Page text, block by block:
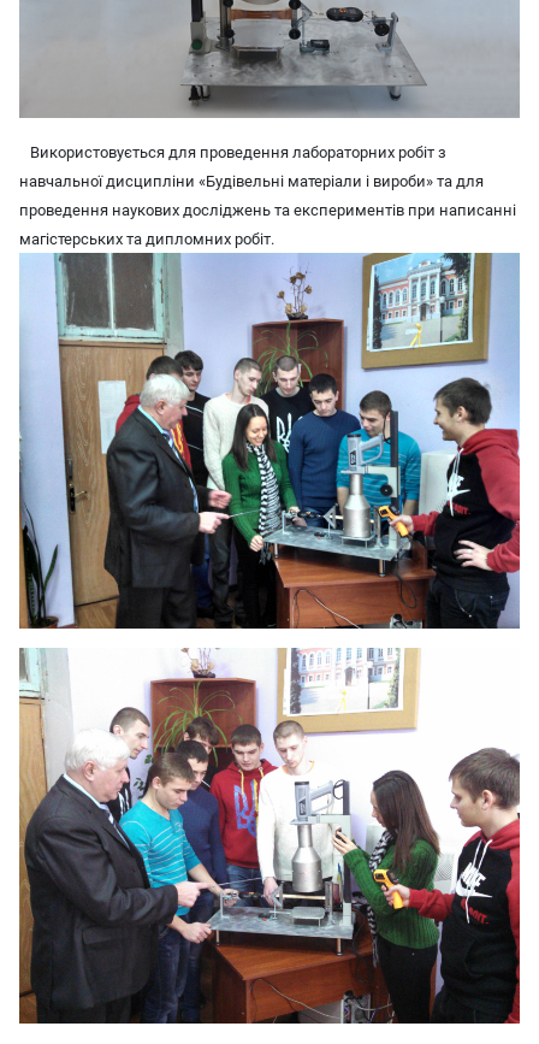
Використовується для проведення лабораторних робіт з
навчальної дисципліни «Будівельні матеріали і вироби» та для
проведення наукових досліджень та експериментів при написанні
магістерських та дипломних робіт.